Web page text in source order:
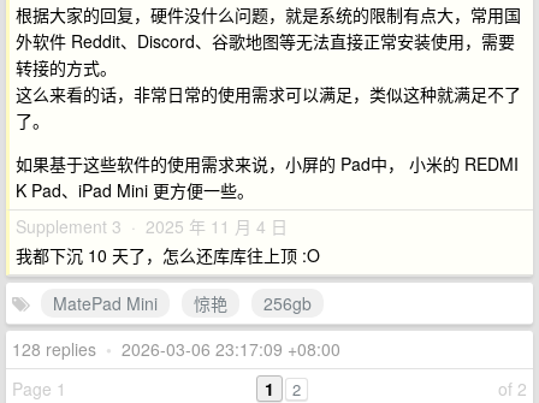
根据大家的回复，硬件没什么问题，就是系统的限制有点大，常用国
外软件 Reddit、Discord、谷歌地图等无法直接正常安装使用，需要
转接的方式。
这么来看的话，非常日常的使用需求可以满足，类似这种就满足不了
了。
如果基于这些软件的使用需求来说，小屏的 Pad中， 小米的 REDMI
K Pad、iPad Mini 更方便一些。
Supplement 3 · 2025 年 11 月 4 日
我都下沉 10 天了，怎么还库库往上顶 :O
MatePad Mini
惊艳
256gb
128 replies • 2026-03-06 23:17:09 +08:00
Page 1
of 2
1 2